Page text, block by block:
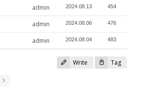
admin 2024.08.13 454
admin 2024.08.06 476
admin 2024.08.04 483
Write Tag